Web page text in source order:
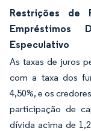
Restrições de
Empréstimos
Especulativo
As taxas de juros
com a taxa dos
4,50%, e os
participação de
dívida acima de